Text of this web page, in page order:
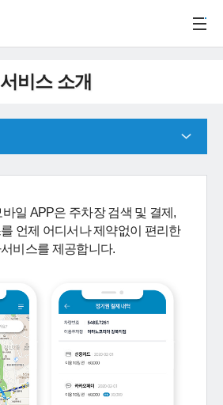
서비스 소개
일 APP은 주차장 검색 및 결제,
언제 어디서나 제약없이 편리한
비스를 제공합니다.